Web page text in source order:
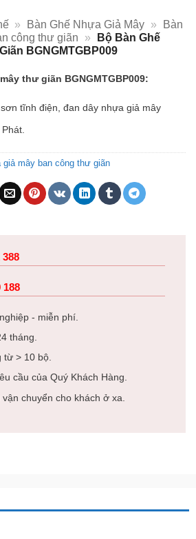
» Bàn Ghế Nhựa Giả Mây »
Bàn
công thư giãn
»
Bộ Bàn Ghế
BGNGMTGBP009
thư giãn BGNGMTGBP009:
tĩnh điện, đan dây nhựa giả mây
giả mây ban công thư giãn
388
188
- miễn phí.
tháng.
từ > 10 bộ.
cầu của Quý Khách Hàng.
chuyển cho khách ở xa.